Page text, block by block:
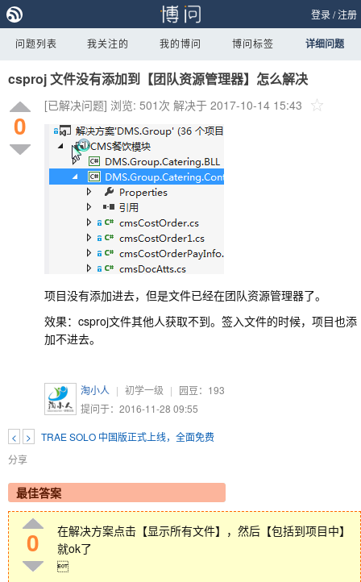
登录/注册
问题列表 我关注的 我的博问 博问标签 详细问题
csproj 文件没有添加到【团队资源管理器】怎么解决
0
[已解决问题] 浏览: 501次 解决于 2017-10-14 15:43
项目没有添加进去，但是文件已经在团队资源管理器了。
效果：csproj文件其他人获取不到。签入文件的时候，项目也添
加不进去。
淘小人 | 初学一级 | 园豆： 193
提问于：2016-11-28 09:55
< >
TRAE SOLO 中国版正式上线，全面免费
分享
最佳答案
0
在解决方案点击【显示所有文件】，然后【包括到项目中】
就ok了
